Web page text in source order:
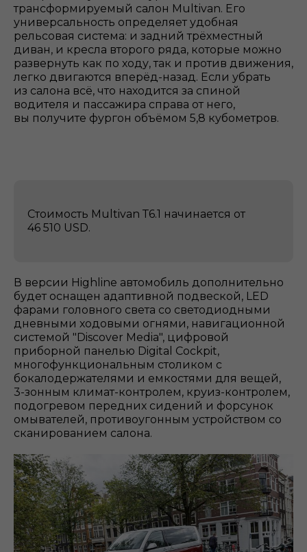
трансформируемый салон Multivan. Его
универсальность определяет удобная
рельсовая система: и задний трёхместный
диван, и кресла второго ряда, которые можно
развернуть как по ходу, так и против движения,
легко двигаются вперёд-назад. Если убрать
из салона всё, что находится за спиной
водителя и пассажира справа от него,
вы получите фургон объёмом 5,8 кубометров.
Стоимость Multivan Т6.1 начинается от
46 510 USD.
В версии Highline автомобиль дополнительно
будет оснащен адаптивной подвеской, LED
фарами головного света со светодиодными
дневными ходовыми огнями, навигационной
системой "Discover Media", цифровой
приборной панелью Digital Cockpit,
многофункциональным столиком с
бокалодержателями и емкостями для вещей,
3-зонным климат-контролем, круиз-контролем,
подогревом передних сидений и форсунок
омывателей, противоугонным устройством со
сканированием салона.